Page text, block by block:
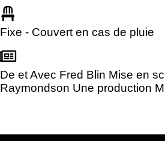
Fixe - Couvert en cas de pluie
De et Avec Fred Blin Mise en
Raymondson Une production